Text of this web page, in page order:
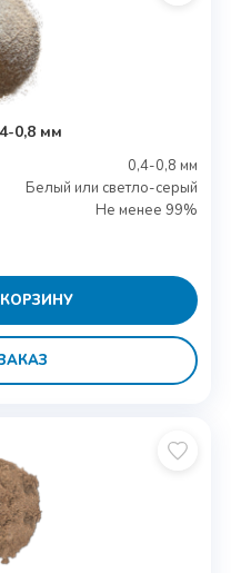
0,8 мм
0,4-0,8 мм
Белый или светло-серый
Не менее 99%